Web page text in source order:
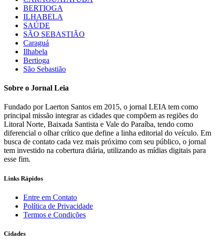
BERTIOGA
ILHABELA
SAÚDE
SÃO SEBASTIÃO
Caraguá
Ilhabela
Bertioga
São Sebastião
Sobre o Jornal Leia
Fundado por Laerton Santos em 2015, o jornal LEIA tem como
principal missão integrar as cidades que compõem as regiões do
Litoral Norte, Baixada Santista e Vale do Paraíba, tendo como
diferencial o olhar crítico que define a linha editorial do veículo. Em
busca de contato cada vez mais próximo com seu público, o jornal
tem investido na cobertura diária, utilizando as mídias digitais para
esse fim.
Links Rápidos
Entre em Contato
Política de Privacidade
Termos e Condições
Cidades